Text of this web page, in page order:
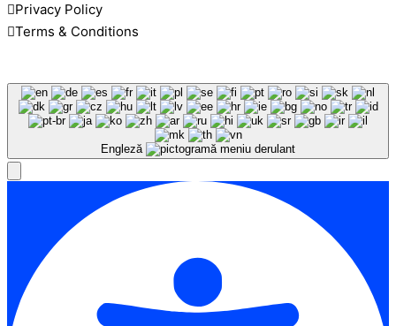
Privacy Policy
Terms & Conditions
Engleză